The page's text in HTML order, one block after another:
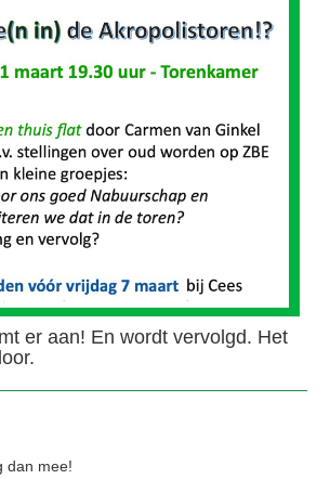
er aan! En wordt vervolgd. Het
dan mee!